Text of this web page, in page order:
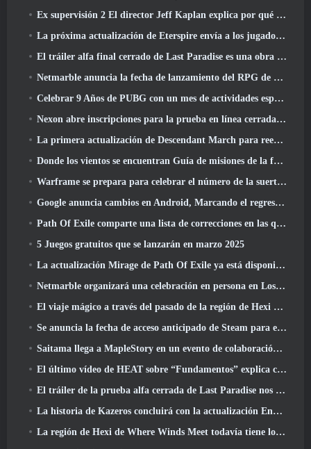
Ex supervisión 2 El director Jeff Kaplan explica por qué dejó a Blizzard
La próxima actualización de Eterspire envía a los jugadores a las minas enanas
El tráiler alfa final cerrado de Last Paradise es una obra de arte pequeña pero aterradora
Netmarble anuncia la fecha de lanzamiento del RPG de acción para domesticar monstruos Mongil: Buceo estelar
Celebrar 9 Años de PUBG con un mes de actividades especiales
Nexon abre inscripciones para la prueba en línea cerrada de abril de MapleStory Classic World
La primera actualización de Descendant March para reequilibrar el Sharen y presentar contenido nuevo
Donde los vientos se encuentran Guía de misiones de la fortaleza de Whitecrown
Warframe se prepara para celebrar el número de la suerte 13 Con eventos de aniversario
Google anuncia cambios en Android, Marcando el regreso de Fortnite a Play Store
Path Of Exile comparte una lista de correcciones en las que se está trabajando después del lanzamiento de Mirage
5 Juegos gratuitos que se lanzarán en marzo 2025
La actualización Mirage de Path Of Exile ya está disponible
Netmarble organizará una celebración en persona en Los Ángeles. Antes de los siete pecados capitales: Lanzamiento de origen
El viaje mágico a través del pasado de la región de Hexi comienza donde los vientos se encuentran hoy
Se anuncia la fecha de acceso anticipado de Steam para el ARPG Crystalfall de Steampunk
Saitama llega a MapleStory en un evento de colaboración con One-Punch Man
El último vídeo de HEAT sobre “Fundamentos” explica cómo trabajan juntos los agentes y los tanques
El tráiler de la prueba alfa cerrada de Last Paradise nos recuerda cómo es realmente sobrevivir al Apocalipsis zombi
La historia de Kazeros concluirá con la actualización Ends Of The Abyss de Lost Ark
La región de Hexi de Where Winds Meet todavía tiene lo que los jugadores aman y al mismo tiempo es una experiencia única